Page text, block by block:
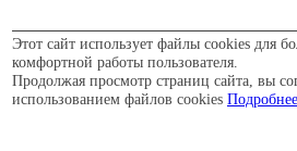
Этот сайт использует файлы cookies для
комфортной работы пользователя.
Продолжая просмотр страниц сайта, вы
использованием файлов cookies Подробнее